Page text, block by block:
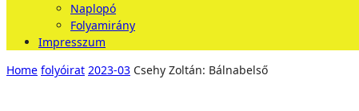
Naplopó
Folyamirány
Impresszum
Home folyóirat 2023-03 Csehy Zoltán: Bálnabelső